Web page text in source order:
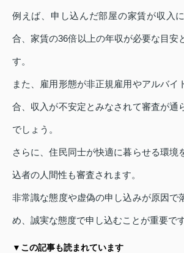
例えば、申し込んだ部屋の家賃が収入
合、家賃の36倍以上の年収が必要な目安
す。
また、雇用形態が非正規雇用やアルバイ
合、収入が不安定とみなされて審査が通
でしょう。
さらに、住民同士が快適に暮らせる環境
込者の人間性も審査されます。
非常識な態度や虚偽の申し込みが原因で
め、誠実な態度で申し込むことが重要です
▼この記事も読まれています